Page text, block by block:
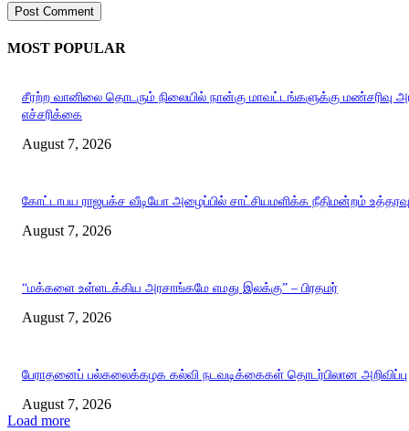
MOST POPULAR
சீரற்ற வானிலை தொடரும் நிலையில் நான்கு மாவட்டங்களுக்கு மண்சரிவு
எச்சரிக்கை
August 7, 2026
கோட்டாபய ராஜபக்ச வீடியோ அழைப்பில் சாட்சியமளிக்க நீதிமன்றம் உத்தரவு
August 7, 2026
“மக்களை உள்ளடக்கிய அரசாங்கமே எமது இலக்கு” – பிரதமர்
August 7, 2026
பேராதனைப் பல்கலைக்கழக கல்வி நடவடிக்கைகள் தொடர்பிலான அறிவிப்பு
August 7, 2026
Load more